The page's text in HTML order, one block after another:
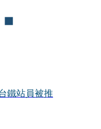
鐵站員被推